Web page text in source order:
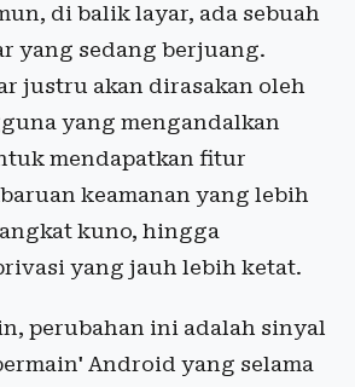
di balik layar, ada sebuah
yang sedang berjuang.
justru akan dirasakan oleh
yang mengandalkan
mendapatkan fitur
keamanan yang lebih
kuno, hingga
yang jauh lebih ketat.
perubahan ini adalah sinyal
Android yang selama